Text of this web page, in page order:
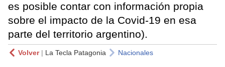
es posible contar con información propia
sobre el impacto de la Covid-19 en esa
parte del territorio argentino).
Volver| La Tecla Patagonia Nacionales